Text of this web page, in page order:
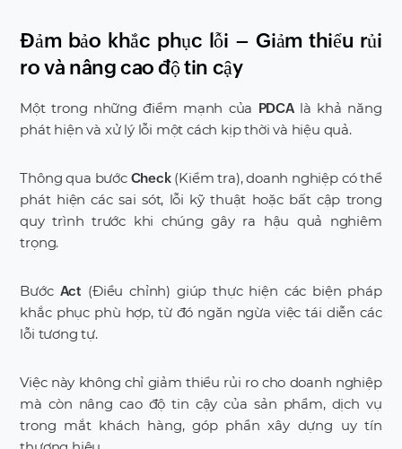
Đảm bảo khắc phục lỗi – Giảm thiểu rủi
ro và nâng cao độ tin cậy
Một trong những điểm mạnh của PDCAlà khả năng
phát hiện và xử lý lỗi một cách kịp thời và hiệu quả.
Thông qua bước Check(Kiểm tra), doanh nghiệp có thể
phát hiện các sai sót, lỗi kỹ thuật hoặc bất cập trong
quy trình trước khi chúng gây ra hậu quả nghiêm
trọng.
Bước Act (Điều chỉnh) giúp thực hiện các biện pháp
khắc phục phù hợp, từ đó ngăn ngừa việc tái diễn các
lỗi tương tự.
Việc này không chỉ giảm thiểu rủi ro cho doanh nghiệp
mà còn nâng cao độ tin cậy của sản phẩm, dịch vụ
trong mắt khách hàng, góp phần xây dựng uy tín